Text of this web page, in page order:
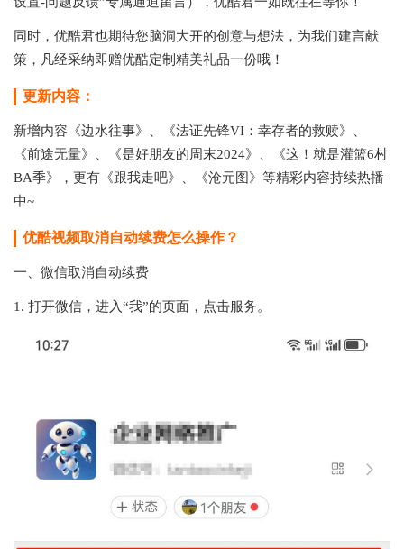
同时，优酷君也期待您脑洞大开的创意与想法，为我们建言献
策，凡经采纳即赠优酷定制精美礼品一份哦！
更新内容：
新增内容《边水往事》、《法证先锋VI：幸存者的救赎》、
《前途无量》、《是好朋友的周末2024》、《这！就是灌篮6村
BA季》，更有《跟我走吧》、《沧元图》等精彩内容持续热播
中~
优酷视频取消自动续费怎么操作？
一、微信取消自动续费
1. 打开微信，进入“我”的页面，点击服务。